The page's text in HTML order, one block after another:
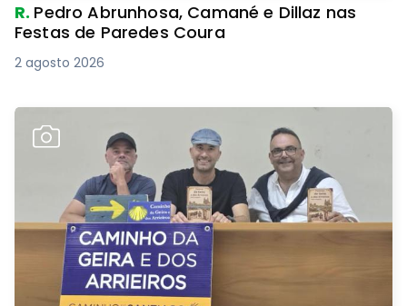
R. Pedro Abrunhosa, Camané e Dillaz nas
Festas de Paredes Coura
2 agosto 2026